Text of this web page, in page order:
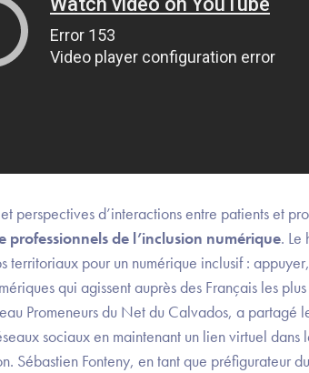
perspectives d’interactions entre patients et
de l’inclusion numérique. Le
territoriaux pour un numérique inclusif :
qui agissent auprès des Français les
Promeneurs du Net du Calvados, a partagé
sociaux en maintenant un lien virtuel
Sébastien Fonteny, en tant que préfigurateur